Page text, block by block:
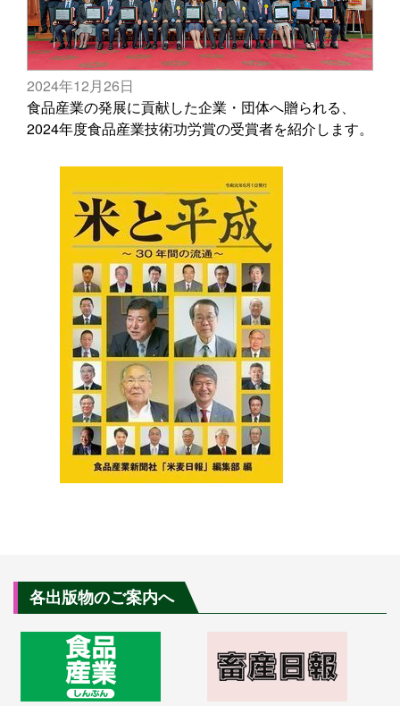
2024年12月26日
食品産業の発展に貢献した企業・団体へ贈られる、
2024年度食品産業技術功労賞の受賞者を紹介します。
各出版物のご案内へ